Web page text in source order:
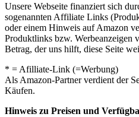
Unsere Webseite finanziert sich
sogenannten Affiliate Links
oder einem Hinweis auf Amazon
Produktlinks bzw. Werbeanzeigen
Betrag, der uns hilft, diese Seite
* = Afilliate-Link (=Werbung)
Als Amazon-Partner verdient der
Käufen.
Hinweis zu Preisen und